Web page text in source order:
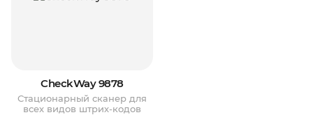
CheckWay 9878
Стационарный сканер для
всех видов штрих-кодов